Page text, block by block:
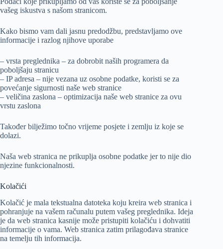
vašeg iskustva s našom stranicom.
Kako bismo vam dali jasnu predodžbu, predstavljamo ove
informacije i razlog njihove uporabe
– vrsta preglednika – za dobrobit naših programera da
poboljšaju stranicu
– IP adresa – nije vezana uz osobne podatke, koristi se za
povećanje sigurnosti naše web stranice
– veličina zaslona – optimizacija naše web stranice za ovu
vrstu zaslona
Također bilježimo točno vrijeme posjete i zemlju iz koje se
dolazi.
Naša web stranica ne prikuplja osobne podatke jer to nije dio
njezine funkcionalnosti.
Kolačići
Kolačić je mala tekstualna datoteka koju kreira web stranica i
pohranjuje na vašem računalu putem vašeg preglednika. Ideja
je da web stranica kasnije može pristupiti kolačiću i dohvatiti
informacije o vama. Web stranica zatim prilagođava stranice
na temelju tih informacija.